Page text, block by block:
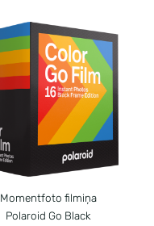
Momentfoto filmiņa
Polaroid Go Black